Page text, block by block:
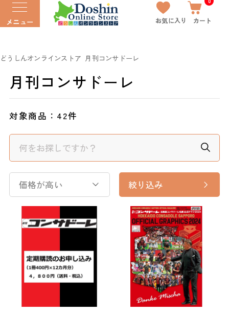
メニュー お気に入り カート
どうしんオンラインストア 月刊コンサドーレ
月刊コンサドーレ
対象商品： 42件
価格が高い 絞り込み